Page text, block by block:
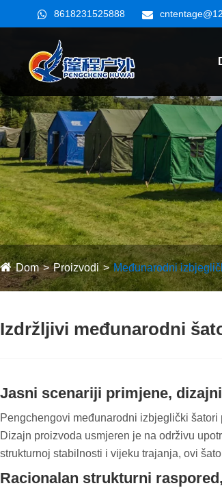
8618231525888
Dom Proizvodi Međunarodni
Izdržljivi međunarodni
Jasni scenariji primjene,
Pengchengovi međunarodni izbjeglički
Dizajn proizvoda usmjeren je na održivu
strukturnoj stabilnosti i vijeku trajanja, ovi
Racionalan strukturni